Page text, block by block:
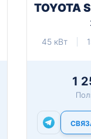
TOYOTA
45 кВт
1